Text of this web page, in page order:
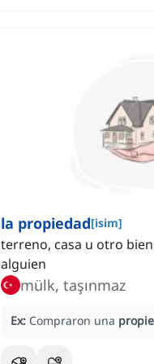
la propiedad[isim]
terreno, casa u otro
alguien
mülk, taşınmaz
Ex: Compraron una